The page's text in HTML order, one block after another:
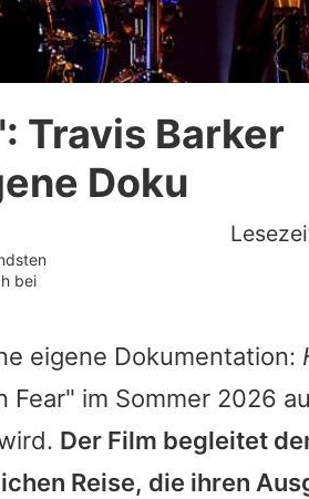
Impressum
verwalten
Travis Barker
Doku
bei
eigene Dokumentation:
Fear" im Sommer 2026
Der Film begleitet
Reise, die ihren